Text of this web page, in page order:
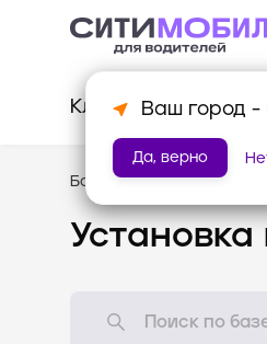
Ваш город -
Да, верно
Клиентам
База знаний /